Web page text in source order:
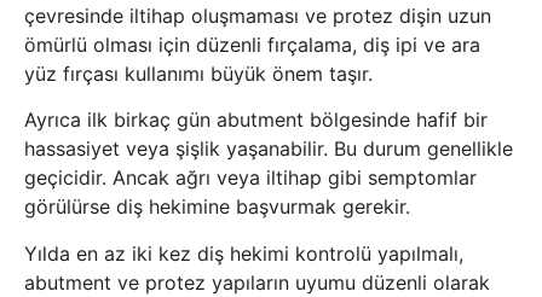
çevresinde iltihap oluşmaması ve protez dişin uzun
ömürlü olması için düzenli fırçalama, diş ipi ve ara
yüz fırçası kullanımı büyük önem taşır.
Ayrıca ilk birkaç gün abutment bölgesinde hafif bir
hassasiyet veya şişlik yaşanabilir. Bu durum genellikle
geçicidir. Ancak ağrı veya iltihap gibi semptomlar
görülürse diş hekimine başvurmak gerekir.
Yılda en az iki kez diş hekimi kontrolü yapılmalı,
abutment ve protez yapıların uyumu düzenli olarak